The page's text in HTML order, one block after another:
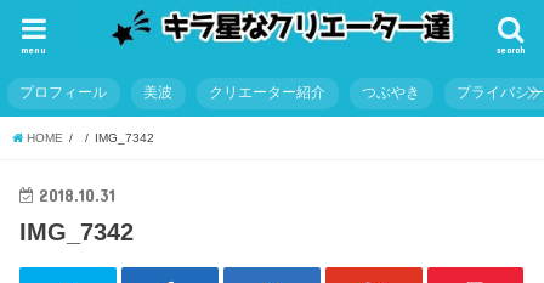
search
menu
プロフィール 美波 クリエーター紹介 つぶやき プライバシ
HOME IMG_7342
2018.10.31
IMG_7342